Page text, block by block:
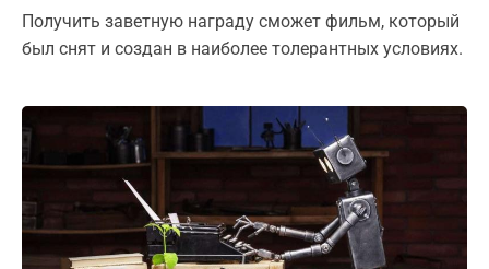
Получить заветную награду сможет фильм, который
был снят и создан в наиболее толерантных условиях.